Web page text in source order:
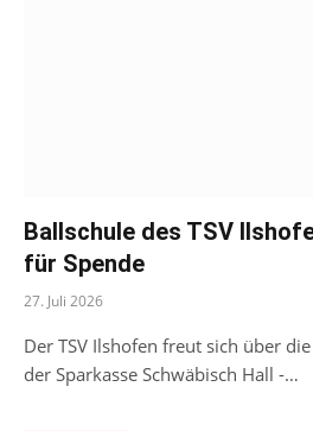
Ballschule des TSV
für Spende
27. Juli 2026
Der TSV Ilshofen freut sich über
der Sparkasse Schwäbisch Hall -…